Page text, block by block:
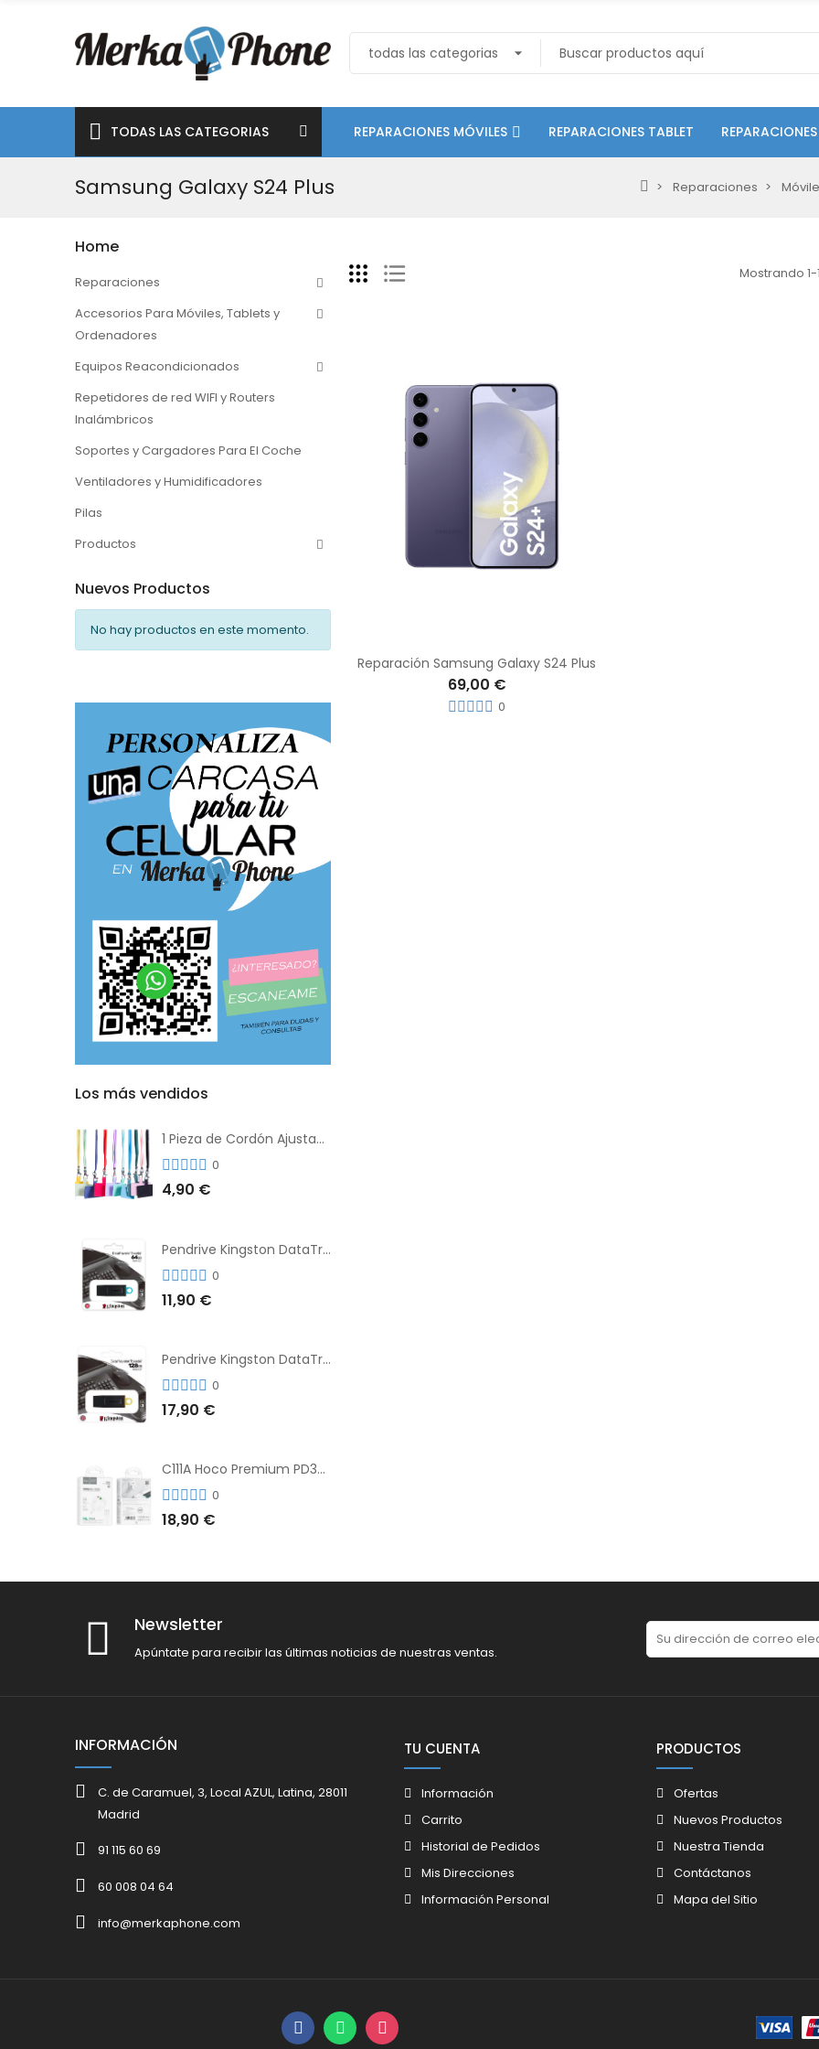
TODAS LAS CATEGORIAS REPARACIONES MÓVILES REPARACIONES TABLET
Samsung Galaxy S24 Plus Reparaciones
Home
Reparaciones
Accesorios Para Móviles, Tablets y
Ordenadores
Equipos Reacondicionados
Repetidores de red WIFI y Routers
Inalámbricos
Soportes y Cargadores Para El Coche
Ventiladores y Humidificadores
Pilas
Productos
Nuevos Productos
No hay productos en este momento.
Los más vendidos
1 Pieza de Cordón Ajustable Universal Para el Teléfono Con Clip Antipérdida
0
4,90 €
Pendrive Kingston DataTraveler® Exodia™ 64GB 3.2'
0
11,90 €
Pendrive Kingston DataTraveler® Exodia™ 128GB 3.2´
0
17,90 €
C111A Hoco Premium PD30W Adaptador de Carga Rápida Puerto Dual USB+Tipo C + Cable
0
18,90 €
Mostrando
Reparación Samsung Galaxy S24 Plus
69,00 €
0
Newsletter
Apúntate para recibir las últimas noticias de nuestras ventas.
INFORMACIÓN
C. de Caramuel, 3, Local AZUL, Latina, 28011
Madrid
91 115 60 69
60 008 04 64
info@merkaphone.com
TU CUENTA
Información
Carrito
Historial de Pedidos
Mis Direcciones
Información Personal
PRODUCTOS
Ofertas
Nuevos Productos
Nuestra Tienda
Contáctanos
Mapa del Sitio